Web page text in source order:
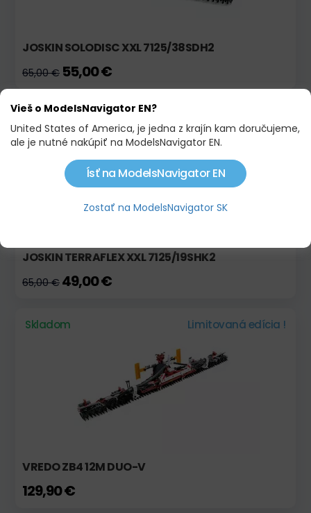
JOSKIN SOLODISC XXL 7125/38SDH2
65,00 € 55,00 €
Skladom
JOSKIN TERRAFLEX XXL 7125/19SHK2
65,00 € 49,00 €
Skladom Limitovaná edícia !
VREDO ZB4 12M DUO-V
129,90 €
Vieš o ModelsNavigator EN?
United States of America, je jedna z krajín kam doručujeme,
ale je nutné nakúpiť na ModelsNavigator EN.
Ísť na ModelsNavigator EN
Zostať na ModelsNavigator SK